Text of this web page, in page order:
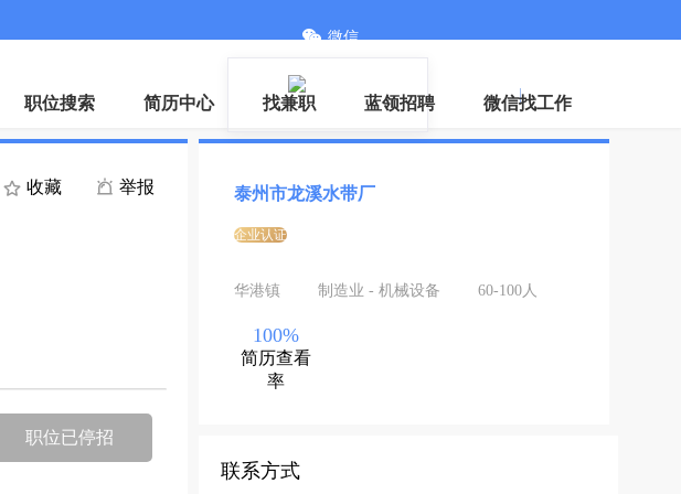
微信
登录|注册
职位搜索 简历中心 找兼职 蓝领招聘 微信找工作
收藏 举报
职位已停招
泰州市龙溪水带厂
企业认证
华港镇 制造业 - 机械设备 60-100人
100%
简历查看
率
联系方式